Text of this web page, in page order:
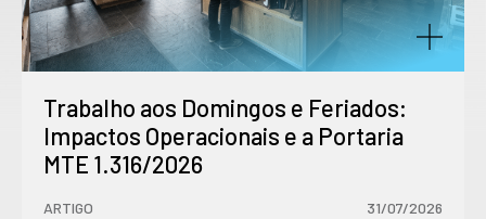
Trabalho aos Domingos e Feriados:
Impactos Operacionais e a Portaria
MTE 1.316/2026
ARTIGO 31/07/2026